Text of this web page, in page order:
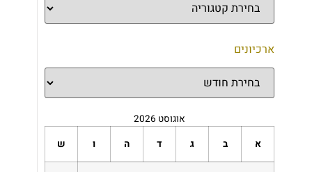
ארכיונים
אוגוסט 2026
א
ב ג ד ה ו ש